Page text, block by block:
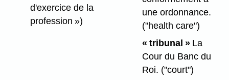
d'exercice de la
profession »)
une ordonnance.
("health care")
« tribunal »La
Cour du Banc du
Roi. ("court")